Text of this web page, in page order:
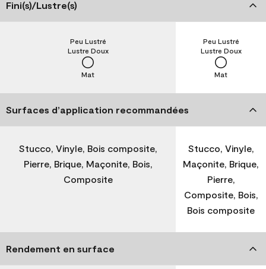
Fini(s)/Lustre(s)
Mat
Lustre Doux
Peu Lustré
Mat
Lustre Doux
Peu Lustré
Surfaces d’application recommandées
Stucco, Vinyle, Bois composite,
Pierre, Brique, Maçonite, Bois,
Composite
Stucco, Vinyle,
Maçonite, Brique,
Pierre,
Composite, Bois,
Bois composite
Rendement en surface